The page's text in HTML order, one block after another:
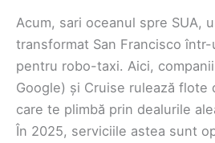
Acum, sari oceanul spre SUA,
transformat San Francisco
pentru robo-taxi. Aici,
Google) și Cruise rulează flote
care te plimbă prin dealurile
În 2025, serviciile astea sunt